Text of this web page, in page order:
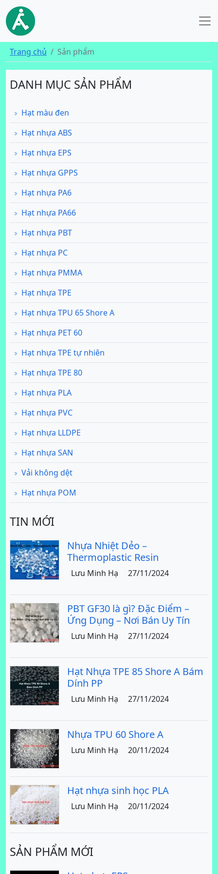
Trang chủ Sản phẩm
DANH MỤC SẢN PHẨM
Hạt màu đen
Hạt nhựa ABS
Hạt nhựa EPS
Hạt nhựa GPPS
Hạt nhựa PA6
Hạt nhựa PA66
Hạt nhựa PBT
Hạt nhựa PC
Hạt nhựa PMMA
Hạt nhựa TPE
Hạt nhựa TPU 65 Shore A
Hạt nhựa PET 60
Hạt nhựa TPE tự nhiên
Hạt nhựa TPE 80
Hạt nhựa PLA
Hạt nhựa PVC
Hạt nhựa LLDPE
Hạt nhựa SAN
Vải không dệt
Hạt nhựa POM
TIN MỚI
Nhựa Nhiệt Dẻo –
Thermoplastic Resin
Lưu Minh Hạ 27/11/2024
PBT GF30 là gì? Đặc Điểm –
Ứng Dụng – Nơi Bán Uy Tín
Lưu Minh Hạ 27/11/2024
Hạt Nhựa TPE 85 Shore A Bám
Dính PP
Lưu Minh Hạ 27/11/2024
Nhựa TPU 60 Shore A
Lưu Minh Hạ 20/11/2024
Hạt nhựa sinh học PLA
Lưu Minh Hạ 20/11/2024
SẢN PHẨM MỚI